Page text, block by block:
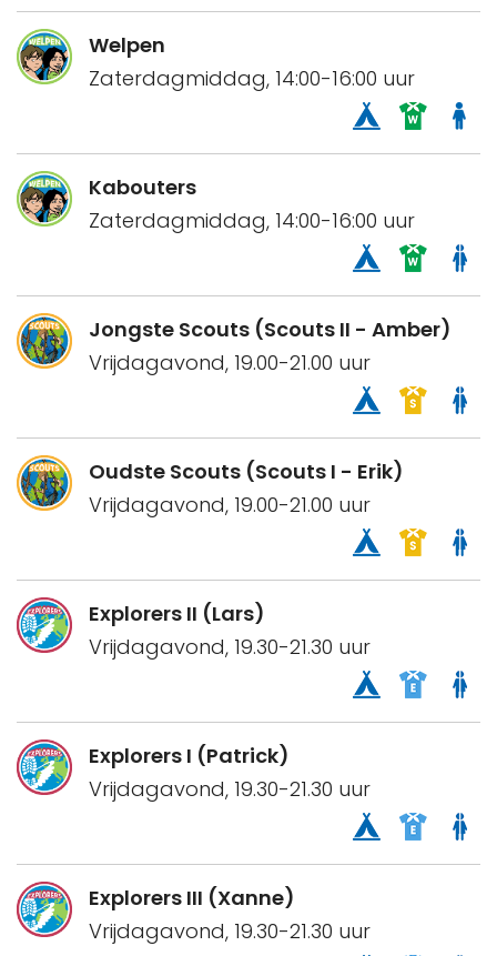
Welpen
Zaterdagmiddag, 14:00-16:00 uur
Kabouters
Zaterdagmiddag, 14:00-16:00 uur
Jongste Scouts (Scouts II - Amber)
Vrijdagavond, 19.00-21.00 uur
Oudste Scouts (Scouts I - Erik)
Vrijdagavond, 19.00-21.00 uur
Explorers II (Lars)
Vrijdagavond, 19.30-21.30 uur
Explorers I (Patrick)
Vrijdagavond, 19.30-21.30 uur
Explorers III (Xanne)
Vrijdagavond, 19.30-21.30 uur